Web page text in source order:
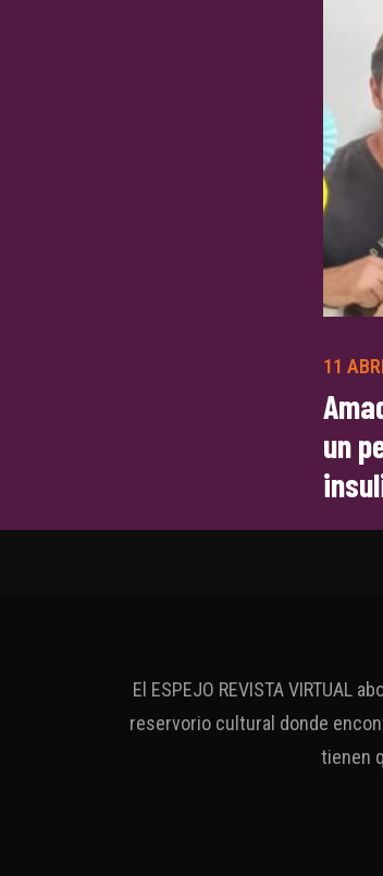
11
un
El ESPEJO REVISTA
reservorio cultural donde
tienen